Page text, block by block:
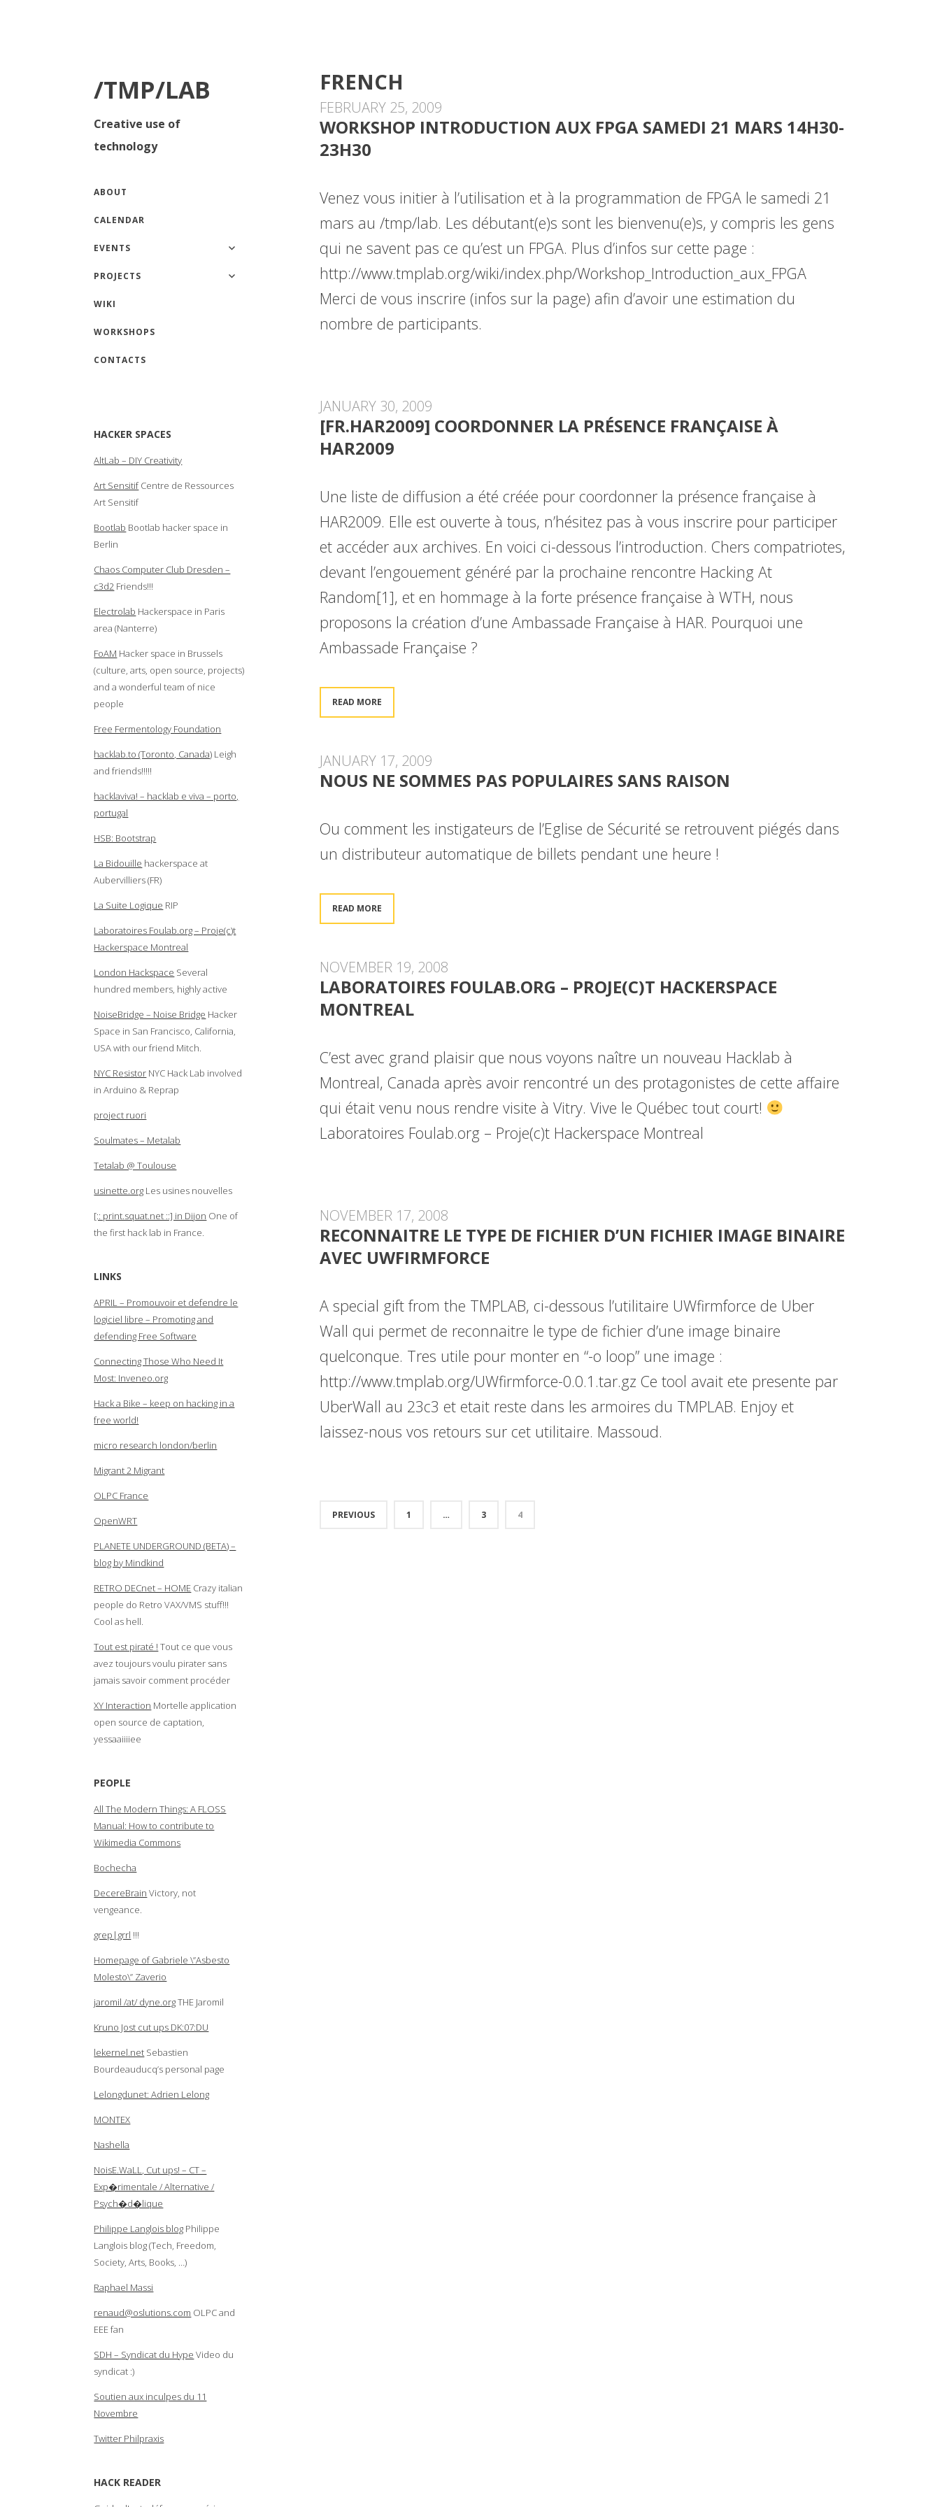
/TMP/LAB
Creative use of
technology
ABOUT
CALENDAR
EVENTS
PROJECTS
WIKI
WORKSHOPS
CONTACTS
HACKER SPACES
AltLab – DIY Creativity
Art SensitifCentre de Ressources
Art Sensitif
Bootlab Bootlab hacker space in
Berlin
Chaos Computer Club Dresden –
c3d2 Friends!!!
Electrolab Hackerspace in Paris
area (Nanterre)
FoAM Hacker space in Brussels
(culture, arts, open source, projects)
and a wonderful team of nice
people
Free Fermentology Foundation
hacklab.to (Toronto, Canada) Leigh
and friends!!!!!
hacklaviva! – hacklab e viva – porto,
portugal
HSB: Bootstrap
La Bidouille hackerspace at
Aubervilliers (FR)
La Suite Logique RIP
Laboratoires Foulab.org – Proje(c)t
Hackerspace Montreal
London Hackspace Several
hundred members, highly active
NoiseBridge – Noise Bridge Hacker
Space in San Francisco, California,
USA with our friend Mitch.
NYC Resistor NYC Hack Lab involved
in Arduino & Reprap
project ruori
Soulmates – Metalab
Tetalab @ Toulouse
usinette.org Les usines nouvelles
[:: print.squat.net ::] in Dijon One of
the first hack lab in France.
LINKS
APRIL – Promouvoir et defendre le
logiciel libre – Promoting and
defending Free Software
Connecting Those Who Need It
Most: Inveneo.org
Hack a Bike – keep on hacking in a
free world!
micro research london/berlin
Migrant 2 Migrant
OLPC France
OpenWRT
PLANETE UNDERGROUND (BETA) –
blog by Mindkind
RETRO DECnet – HOME Crazy italian
people do Retro VAX/VMS stuff!!!
Cool as hell.
Tout est piraté ! Tout ce que vous
avez toujours voulu pirater sans
jamais savoir comment procéder
XY Interaction Mortelle application
open source de captation,
yessaaiiiiee
PEOPLE
All The Modern Things: A FLOSS
Manual: How to contribute to
Wikimedia Commons
Bochecha
DecereBrain Victory, not
vengeance.
grep|grrl !!!
Homepage of Gabriele \”Asbesto
Molesto\” Zaverio
jaromil /at/ dyne.orgTHE Jaromil
Kruno Jost cut ups DK:07:DU
lekernel.net Sebastien
Bourdeauducq’s personal page
Lelongdunet: Adrien Lelong
MONTEX
Nashella
NoisE.WaLL, Cut ups! – CT –
Exp�rimentale / Alternative /
Psych�d�lique
Philippe Langlois blog Philippe
Langlois blog (Tech, Freedom,
Society, Arts, Books, …)
Raphael Massi
renaud@oslutions.com OLPC and
EEE fan
SDH – Syndicat du Hype Video du
syndicat :)
Soutien aux inculpes du 11
Novembre
Twitter Philpraxis
HACK READER
FRENCH
FEBRUARY 25, 2009
WORKSHOP INTRODUCTION AUX FPGA SAMEDI 21 MARS 14H30-
23H30
Venez vous initier à l’utilisation et à la programmation de FPGA le samedi 21
mars au /tmp/lab. Les débutant(e)s sont les bienvenu(e)s, y compris les gens
qui ne savent pas ce qu’est un FPGA. Plus d’infos sur cette page :
http://www.tmplab.org/wiki/index.php/Workshop_Introduction_aux_FPGA
Merci de vous inscrire (infos sur la page) afin d’avoir une estimation du
nombre de participants.
JANUARY 30, 2009
[FR.HAR2009] COORDONNER LA PRÉSENCE FRANÇAISE À
HAR2009
Une liste de diffusion a été créée pour coordonner la présence française à
HAR2009. Elle est ouverte à tous, n’hésitez pas à vous inscrire pour participer
et accéder aux archives. En voici ci-dessous l’introduction. Chers compatriotes,
devant l’engouement généré par la prochaine rencontre Hacking At
Random[1], et en hommage à la forte présence française à WTH, nous
proposons la création d’une Ambassade Française à HAR. Pourquoi une
Ambassade Française ?
READ MORE
JANUARY 17, 2009
NOUS NE SOMMES PAS POPULAIRES SANS RAISON
Ou comment les instigateurs de l’Eglise de Sécurité se retrouvent piégés dans
un distributeur automatique de billets pendant une heure !
READ MORE
NOVEMBER 19, 2008
LABORATOIRES FOULAB.ORG – PROJE(C)T HACKERSPACE
MONTREAL
C’est avec grand plaisir que nous voyons naître un nouveau Hacklab à
Montreal, Canada après avoir rencontré un des protagonistes de cette affaire
qui était venu nous rendre visite à Vitry. Vive le Québec tout court!
Laboratoires Foulab.org – Proje(c)t Hackerspace Montreal
NOVEMBER 17, 2008
RECONNAITRE LE TYPE DE FICHIER D’UN FICHIER IMAGE BINAIRE
AVEC UWFIRMFORCE
A special gift from the TMPLAB, ci-dessous l’utilitaire UWfirmforce de Uber
Wall qui permet de reconnaitre le type de fichier d’une image binaire
quelconque. Tres utile pour monter en “-o loop” une image :
http://www.tmplab.org/UWfirmforce-0.0.1.tar.gz Ce tool avait ete presente par
UberWall au 23c3 et etait reste dans les armoires du TMPLAB. Enjoy et
laissez-nous vos retours sur cet utilitaire. Massoud.
PREVIOUS 1 … 3 4